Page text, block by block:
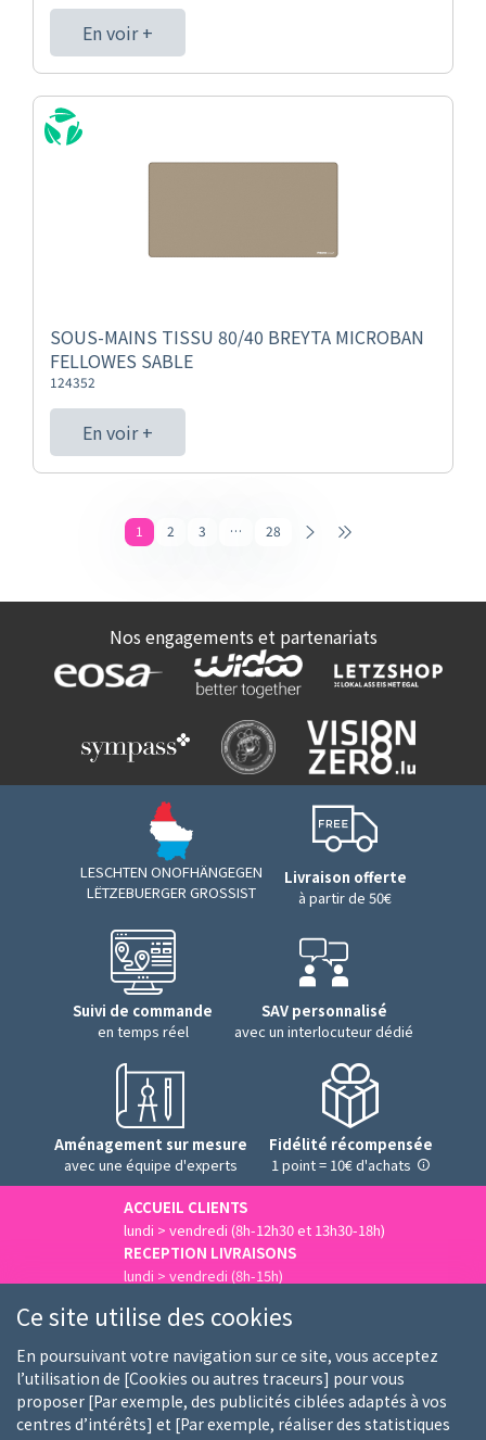
En voir +
SOUS-MAINS TISSU 80/40 BREYTA MICROBAN
FELLOWES SABLE
124352
En voir +
1 2 3 … 28
Nos engagements et partenariats
LESCHTEN ONOFHÄNGEGEN
LËTZEBUERGER GROSSIST
Livraison offerte
à partir de 50€
Suivi de commande
en temps réel
SAV personnalisé
avec un interlocuteur dédié
Aménagement sur mesure
avec une équipe d'experts
Fidélité récompensée
1 point = 10€ d'achats
ACCUEIL CLIENTS
lundi > vendredi (8h-12h30 et 13h30-18h)
RECEPTION LIVRAISONS
lundi > vendredi (8h-15h)
Qui sommes-nous Nos clients Nos marques
Ce site utilise des cookies
En poursuivant votre navigation sur ce site, vous acceptez
l’utilisation de [Cookies ou autres traceurs] pour vous
proposer [Par exemple, des publicités ciblées adaptés à vos
centres d’intérêts] et [Par exemple, réaliser des statistiques